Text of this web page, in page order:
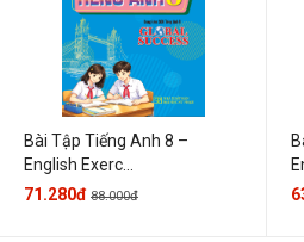
Bài Tập Tiếng Anh 8 –
English Exerc...
71.280đ 88.000đ